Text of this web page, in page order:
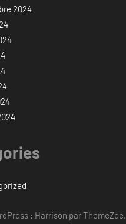
2024
: Harrison par ThemeZee.